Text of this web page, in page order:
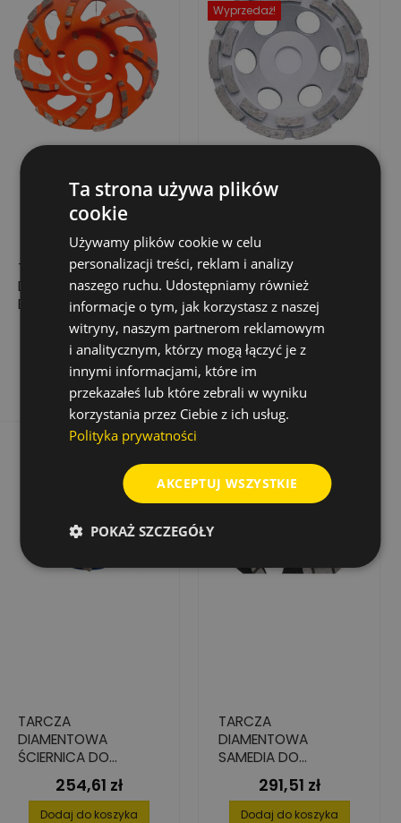
TARCZA GARNKOWA,
DWURZĘDOWA DO
BETONU PREMIUM 150
X 22,23 X 7 MM
Cena
170,97 zł
Dodaj do koszyka
Wyprzedaż!
ŚCIERNICA DO
SZLIFOWANIA
BETONU,100 MM X
22.2 MM, SEGMENTY:
DWA RZĘDY
Cena
41,13 złCena
podstawowa
102,83 zł
Dodaj do koszyka
TARCZA
DIAMENTOWA
ŚCIERNICA DO
SZLIFOWANIA BETONU,
180 MM X 22.2 MM
Cena
254,61 zł
Dodaj do koszyka
TARCZA
DIAMENTOWA
SAMEDIA DO
SZLIFOWANIA BETONU,
GRANITU PREMIUM,
180 MM X 22.23 MM
Cena
291,51 zł
Dodaj do koszyka
Ta strona używa plików
cookie
Używamy plików cookie w celu
personalizacji treści, reklam i analizy
naszego ruchu. Udostępniamy również
informacje o tym, jak korzystasz z naszej
witryny, naszym partnerom reklamowym
i analitycznym, którzy mogą łączyć je z
innymi informacjami, które im
przekazałeś lub które zebrali w wyniku
korzystania przez Ciebie z ich usług.
Polityka prywatności
AKCEPTUJ WSZYSTKIE
POKAŻ SZCZEGÓŁY